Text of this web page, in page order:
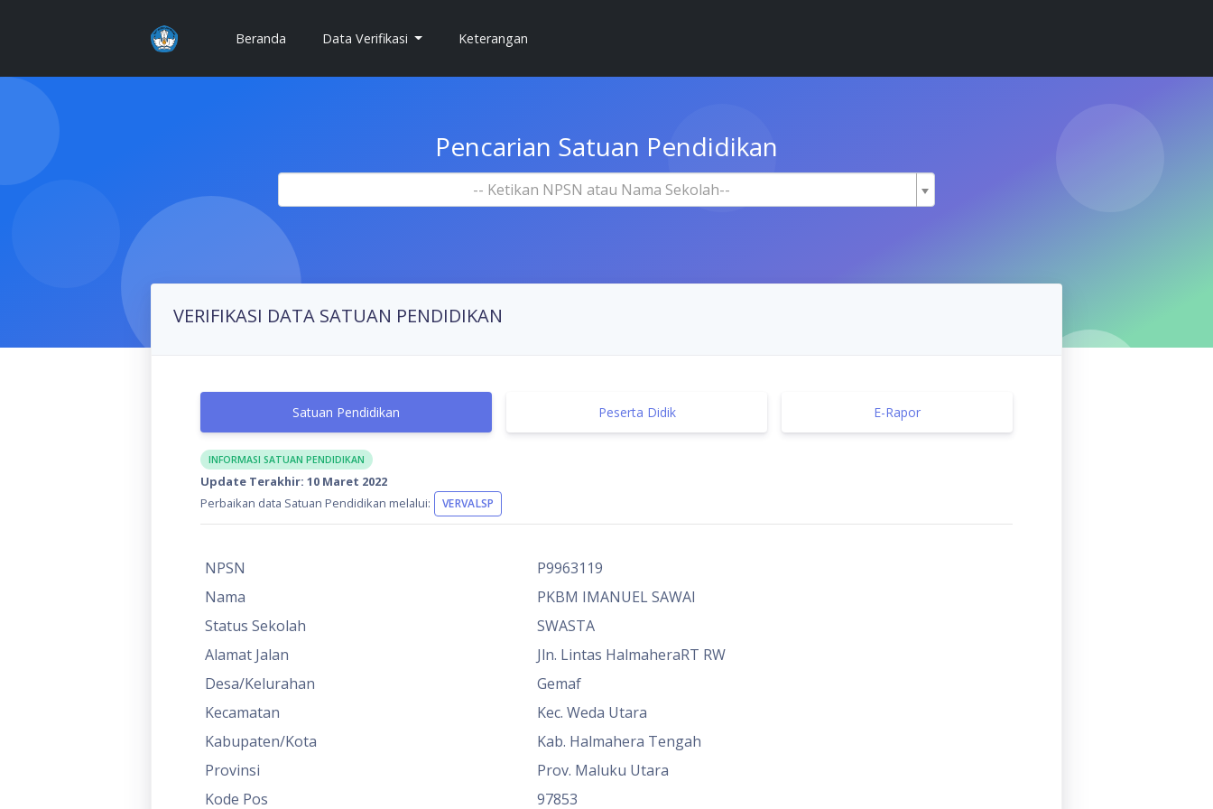
Beranda(current)Data Verifikasi Keterangan
Pencarian Satuan Pendidikan
-- Ketikan NPSN atau Nama Sekolah--
VERIFIKASI DATA SATUAN PENDIDIKAN
Satuan Pendidikan Peserta Didik E-Rapor
INFORMASI SATUAN PENDIDIKAN
Update Terakhir: 10 Maret 2022
Perbaikan data Satuan Pendidikan melalui:
VERVALSP
NPSN
P9963119
Nama
PKBM IMANUEL SAWAI
Status Sekolah
SWASTA
Alamat Jalan
Jln. Lintas HalmaheraRT RW
Desa/Kelurahan
Gemaf
Kecamatan
Kec. Weda Utara
Kabupaten/Kota
Kab. Halmahera Tengah
Provinsi
Prov. Maluku Utara
Kode Pos
97853